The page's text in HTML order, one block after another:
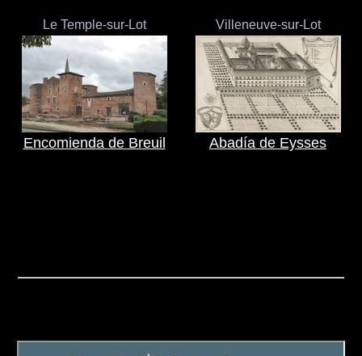
Le Temple-sur-Lot
Encomienda de Breuil
Villeneuve-sur-Lot
Abadía de Eysses